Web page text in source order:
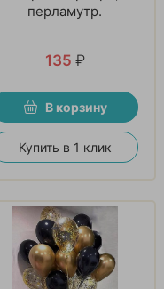
перламутр.
135 ₽
В корзину
Купить в 1 клик